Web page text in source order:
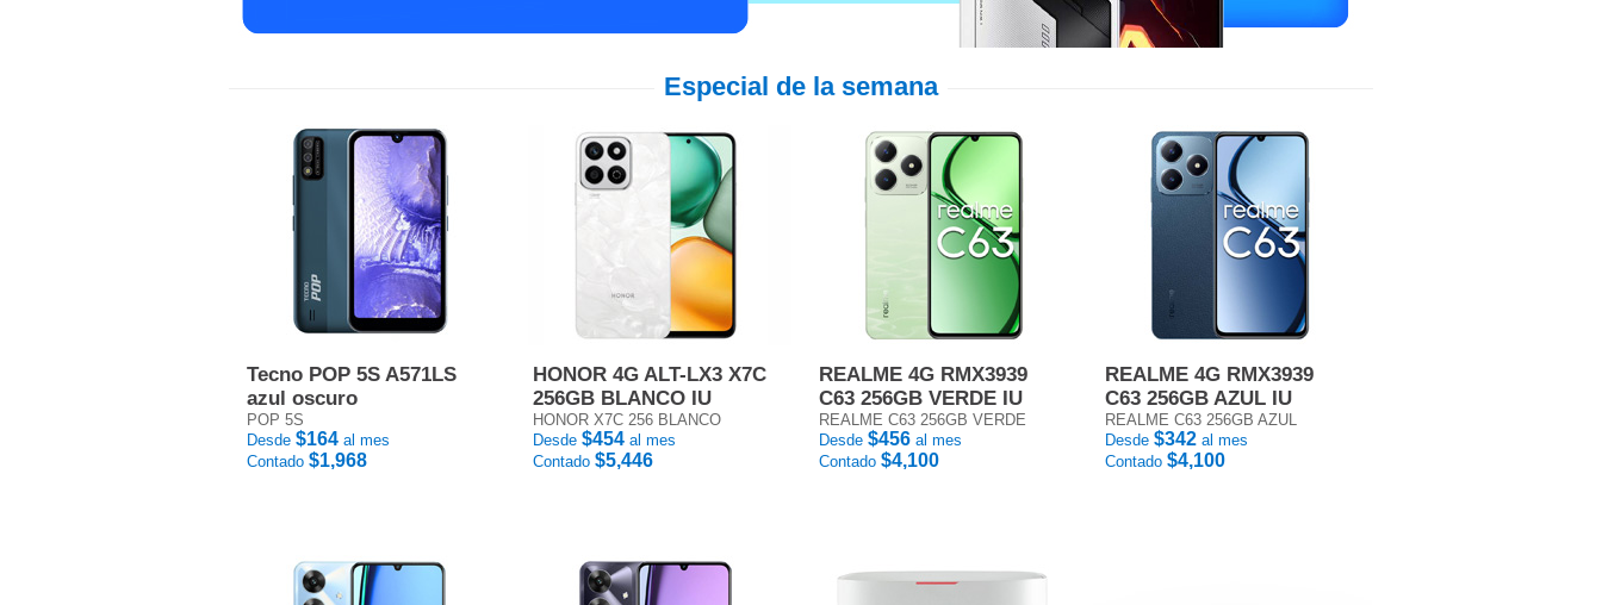
Especial de la semana
Tecno POP 5S A571LS
azul oscuro
POP 5S
Desde $164 al mes
Contado $1,968
HONOR 4G ALT-LX3 X7C
256GB BLANCO IU
HONOR X7C 256 BLANCO
Desde $454 al mes
Contado $5,446
REALME 4G RMX3939
C63 256GB VERDE IU
REALME C63 256GB VERDE
Desde $456 al mes
Contado $4,100
REALME 4G RMX3939
C63 256GB AZUL IU
REALME C63 256GB AZUL
Desde $342 al mes
Contado $4,100